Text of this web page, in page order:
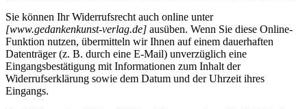
Sie können Ihr Widerrufsrecht auch online unter
[www.gedankenkunst-verlag.de] ausüben. Wenn Sie diese Online-
Funktion nutzen, übermitteln wir Ihnen auf einem dauerhaften
Datenträger (z. B. durch eine E-Mail) unverzüglich eine
Eingangsbestätigung mit Informationen zum Inhalt der
Widerrufserklärung sowie dem Datum und der Uhrzeit ihres
Eingangs.